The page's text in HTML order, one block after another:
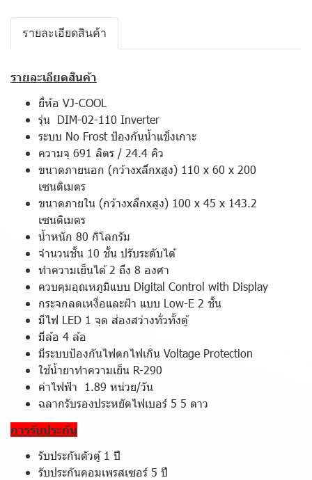
รายละเอียดสินค้า
รายละเอียดสินค้า
ยี่ห้อ VJ-COOL
รุ่น DIM-02-110 Inverter
ระบบ No Frost ป้องกันน้ำแข็งเกาะ
ความจุ 691 ลิตร / 24.4 คิว
ขนาดภายนอก (กว้างxลึกxสูง) 110 x 60 x 200
เซนติเมตร
ขนาดภายใน (กว้างxลึกxสูง) 100 x 45 x 143.2
เซนติเมตร
น้ำหนัก 80 กิโลกรัม
จำนวนชั้น 10 ชั้น ปรับระดับได้
ทำความเย็นได้ 2 ถึง 8 องศา
ควบคุมอุณหภูมิแบบ Digital Control with Display
กระจกลดเหงื่อและฝ้า แบบ Low-E 2 ชั้น
มีไฟ LED 1 จุด ส่องสว่างทั่วทั้งตู้
มีล้อ 4 ล้อ
มีระบบป้องกันไฟตกไฟเกิน Voltage Protection
ใช้น้ำยาทำความเย็น R-290
ค่าไฟฟ้า 1.89 หน่วย/วัน
ฉลากรับรองประหยัดไฟเบอร์ 5 5 ดาว
การรับประกัน
รับประกันตัวตู้ 1 ปี
รับประกันคอมเพรสเซอร์ 5 ปี